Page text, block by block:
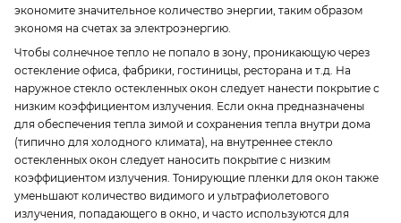
экономите значительное количество энергии, таким образом
экономя на счетах за электроэнергию.
Чтобы солнечное тепло не попало в зону, проникающую через
остекление офиса, фабрики, гостиницы, ресторана и т.д. На
наружное стекло остекленных окон следует нанести покрытие с
низким коэффициентом излучения. Если окна предназначены
для обеспечения тепла зимой и сохранения тепла внутри дома
(типично для холодного климата), на внутреннее стекло
остекленных окон следует наносить покрытие с низким
коэффициентом излучения. Тонирующие пленки для окон также
уменьшают количество видимого и ультрафиолетового
излучения, попадающего в окно, и часто используются для